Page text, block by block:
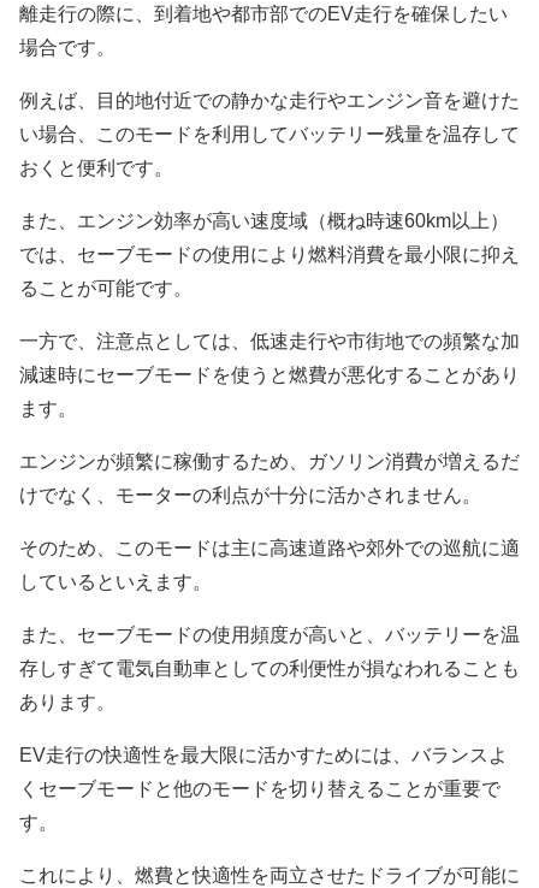
離走行の際に、到着地や都市部でのEV走行を確保したい
場合です。
例えば、目的地付近での静かな走行やエンジン音を避けた
い場合、このモードを利用してバッテリー残量を温存して
おくと便利です。
また、エンジン効率が高い速度域（概ね時速60km以上）
では、セーブモードの使用により燃料消費を最小限に抑え
ることが可能です。
一方で、注意点としては、低速走行や市街地での頻繁な加
減速時にセーブモードを使うと燃費が悪化することがあり
ます。
エンジンが頻繁に稼働するため、ガソリン消費が増えるだ
けでなく、モーターの利点が十分に活かされません。
そのため、このモードは主に高速道路や郊外での巡航に適
しているといえます。
また、セーブモードの使用頻度が高いと、バッテリーを温
存しすぎて電気自動車としての利便性が損なわれることも
あります。
EV走行の快適性を最大限に活かすためには、バランスよ
くセーブモードと他のモードを切り替えることが重要で
す。
これにより、燃費と快適性を両立させたドライブが可能に